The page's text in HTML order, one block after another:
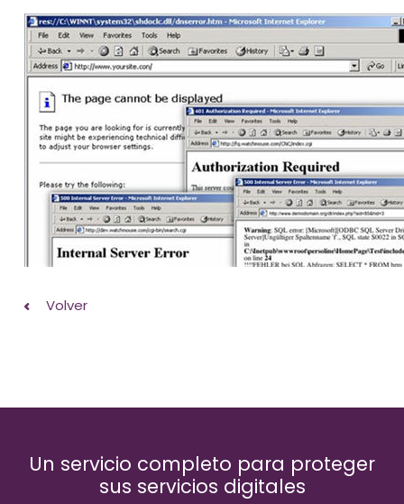
Volver
Un servicio completo para proteger
sus servicios digitales